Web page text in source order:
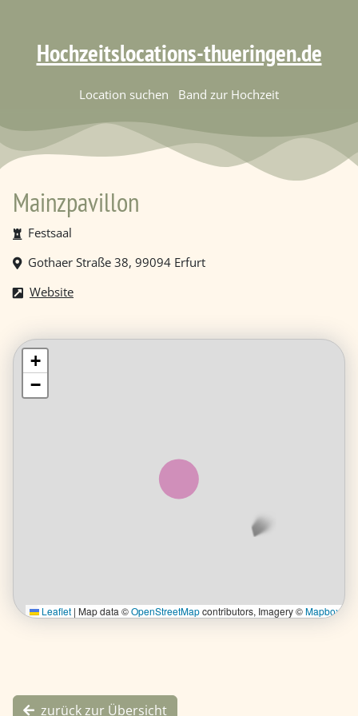
Hochzeitslocations-thueringen.de
Location suchen Band zur Hochzeit
Mainzpavillon
Festsaal
Gothaer Straße 38, 99094 Erfurt
Website
+
−
Leaflet | Map data ©OpenStreetMapcontributors, Imagery ©Mapbox
+
−
Leaflet | Map data ©OpenStreetMapcontributors, Imagery ©Mapbox
zurück zur Übersicht